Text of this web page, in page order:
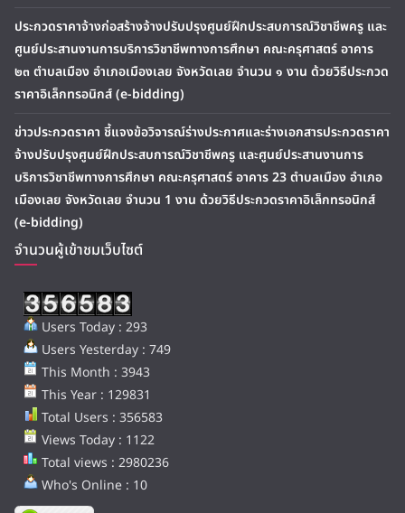
ประกวดราคาจ้างก่อสร้างจ้างปรับปรุงศูนย์ฝึกประสบการณ์วิชาชีพครู และ
ศูนย์ประสานงานการบริการวิชาชีพทางการศึกษา คณะครุศาสตร์ อาคาร
๒๓ ตำบลเมือง อำเภอเมืองเลย จังหวัดเลย จำนวน ๑ งาน ด้วยวิธีประกวด
ราคาอิเล็กทรอนิกส์ (e-bidding)
ข่าวประกวดราคา ชี้แจงข้อวิจารณ์ร่างประกาศและร่างเอกสารประกวดราคา
จ้างปรับปรุงศูนย์ฝึกประสบการณ์วิชาชีพครู และศูนย์ประสานงานการ
บริการวิชาชีพทางการศึกษา คณะครุศาสตร์ อาคาร 23 ตำบลเมือง อำเภอ
เมืองเลย จังหวัดเลย จำนวน 1 งาน ด้วยวิธีประกวดราคาอิเล็กทรอนิกส์
(e-bidding)
จำนวนผู้เข้าชมเว็บไซต์
Users Today : 293
Users Yesterday : 749
This Month : 3943
This Year : 129831
Total Users : 356583
Views Today : 1122
Total views : 2980236
Who's Online : 10